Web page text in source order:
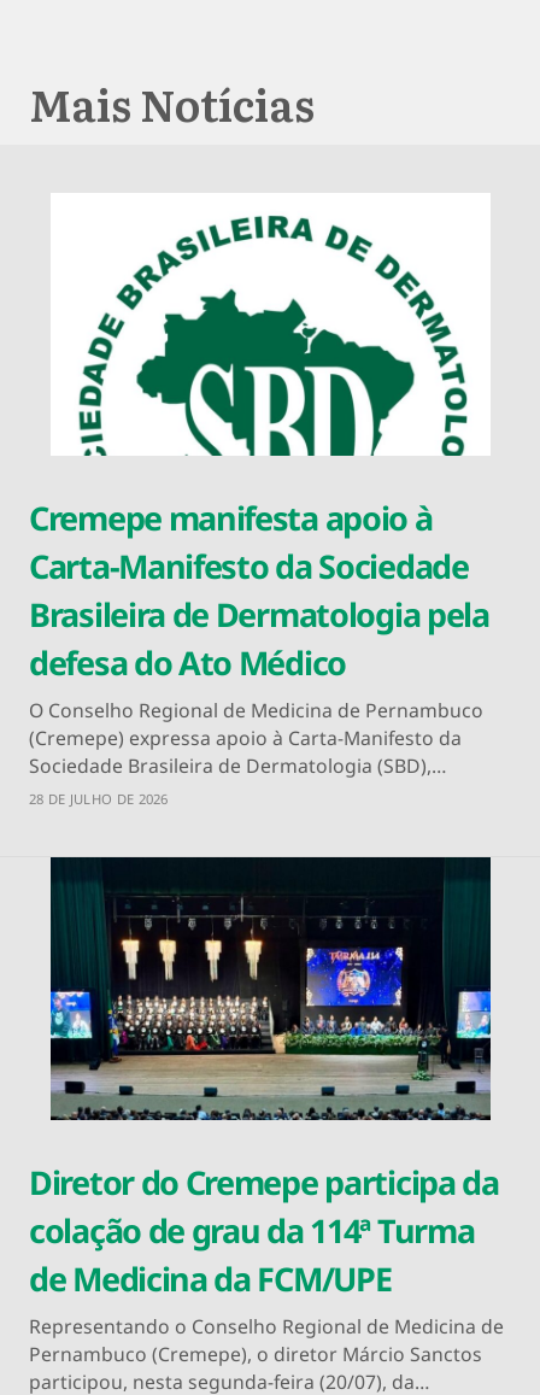
Mais Notícias
Cremepe manifesta apoio à
Carta-Manifesto da Sociedade
Brasileira de Dermatologia pela
defesa do Ato Médico
O Conselho Regional de Medicina de Pernambuco
(Cremepe) expressa apoio à Carta-Manifesto da
Sociedade Brasileira de Dermatologia (SBD),…
28 DE JULHO DE 2026
Diretor do Cremepe participa da
colação de grau da 114ª Turma
de Medicina da FCM/UPE
Representando o Conselho Regional de Medicina de
Pernambuco (Cremepe), o diretor Márcio Sanctos
participou, nesta segunda-feira (20/07), da…